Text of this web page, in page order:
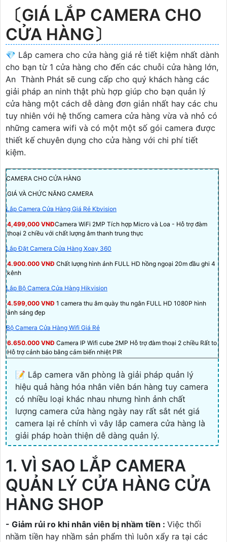
〔GIÁ LẮP CAMERA CHO
CỬA HÀNG〕
💎 Lắp camera cho cửa hàng giá rẻ tiết kiệm nhất dành
cho bạn từ 1 cửa hàng cho đến các chuỗi cửa hàng lớn,
An Thành Phát sẽ cung cấp cho quý khách hàng các
giải pháp an ninh thật phù hợp giúp cho bạn quản lý
cửa hàng một cách dễ dàng đơn giản nhất hay các chu
tuy nhiên với hệ thống camera cửa hàng vừa và nhỏ có
những camera wifi và có một một số gói camera được
thiết kế chuyên dụng cho cửa hàng với chi phí tiết
kiệm.
CAMERA CHO CỬA HÀNG
GIÁ VÀ CHỨC NĂNG CAMERA
Lắp Camera Cửa Hàng Giá Rẻ Kbvision
4,499,000 VNĐCamera WiFi 2MP Tích hợp Micro và Loa - Hỗ trợ đàm
thoại 2 chiều với chất lượng âm thanh trung thực
Lắp Đặt Camera Cửa Hàng Xoay 360
4.900.000 VNĐ Chất lượng hình ảnh FULL HD hồng ngoại 20m đầu ghi 4
kênh
Lắp Bộ Camera Cửa Hàng Hikvision
4.599,000 VNĐ 1 camera thu âm quày thu ngân FULL HD 1080P hình
ảnh sáng đẹp
Bộ Camera Cửa Hàng Wifi Giá Rẻ
6.650.000 VNĐ Camera IP Wifi cube 2MP Hỗ trợ đàm thoại 2 chiều Rất to
Hỗ trợ cảnh báo bằng cảm biến nhiệt PIR
📝 Lắp camera văn phòng là giải pháp quản lý
hiệu quả hàng hóa nhân viên bán hàng tuy camera
có nhiều loại khác nhau nhưng hình ảnh chất
lượng camera cửa hàng ngày nay rất sắt nét giá
camera lại rẻ chính vì vây lắp camera cửa hàng là
giải pháp hoàn thiện dễ dàng quản lý.
1. VÌ SAO LẮP CAMERA
QUẢN LÝ CỬA HÀNG CỬA
HÀNG SHOP
- Giảm rủi ro khi nhân viên bị nhầm tiền : Việc thối
nhầm tiền hay nhầm sản phẩm thì luôn xẩy ra tại các